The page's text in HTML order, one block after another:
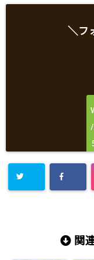
＼フ
/
関